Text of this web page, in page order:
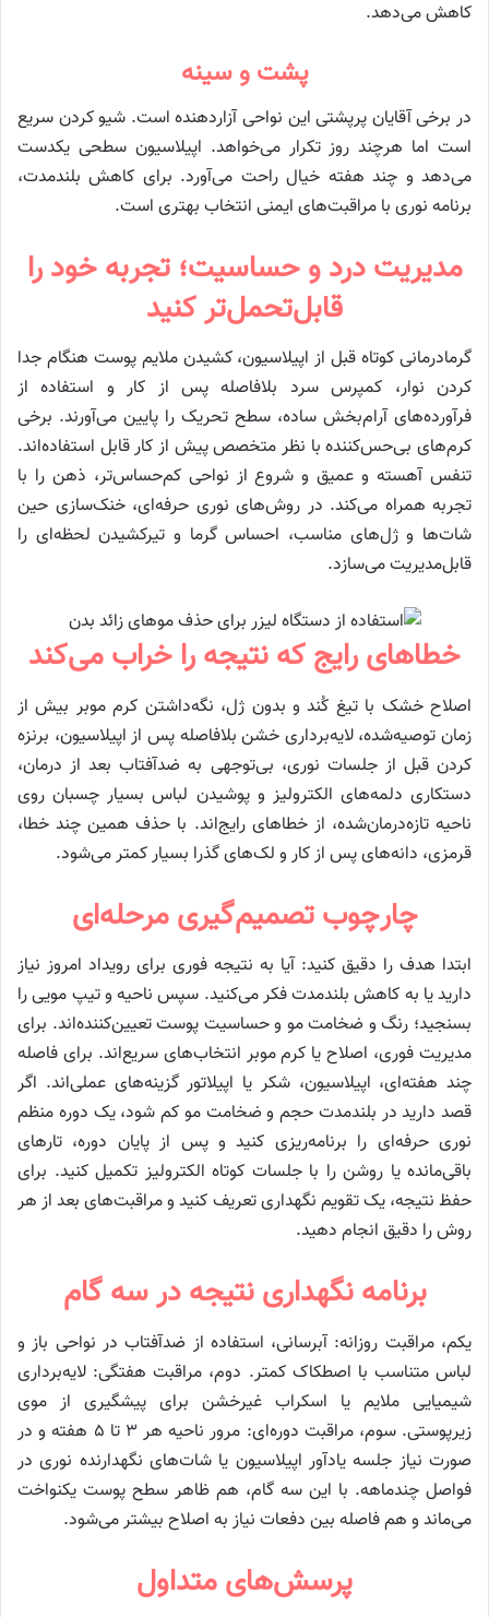
کاهش می‌دهد.
پشت و سینه
در برخی آقایان پرپشتی این نواحی آزاردهنده است. شیو کردن سریع
است اما هرچند روز تکرار می‌خواهد. اپیلاسیون سطحی یکدست
می‌دهد و چند هفته خیال راحت می‌آورد. برای کاهش بلندمدت،
برنامه نوری با مراقبت‌های ایمنی انتخاب بهتری است.
مدیریت درد و حساسیت؛ تجربه خود را
قابل‌تحمل‌تر کنید
گرمادرمانی کوتاه قبل از اپیلاسیون، کشیدن ملایم پوست هنگام جدا
کردن نوار، کمپرس سرد بلافاصله پس از کار و استفاده از
فرآورده‌های آرام‌بخش ساده، سطح تحریک را پایین می‌آورند. برخی
کرم‌های بی‌حس‌کننده با نظر متخصص پیش از کار قابل استفاده‌اند.
تنفس آهسته و عمیق و شروع از نواحی کم‌حساس‌تر، ذهن را با
تجربه همراه می‌کند. در روش‌های نوری حرفه‌ای، خنک‌سازی حین
شات‌ها و ژل‌های مناسب، احساس گرما و تیرکشیدن لحظه‌ای را
قابل‌مدیریت می‌سازد.
خطاهای رایج که نتیجه را خراب می‌کند
اصلاح خشک با تیغ کُند و بدون ژل، نگه‌داشتن کرم موبر بیش از
زمان توصیه‌شده، لایه‌برداری خشن بلافاصله پس از اپیلاسیون، برنزه
کردن قبل از جلسات نوری، بی‌توجهی به ضدآفتاب بعد از درمان،
دستکاری دلمه‌های الکترولیز و پوشیدن لباس بسیار چسبان روی
ناحیه تازه‌درمان‌شده، از خطاهای رایج‌اند. با حذف همین چند خطا،
قرمزی، دانه‌های پس از کار و لک‌های گذرا بسیار کمتر می‌شود.
چارچوب تصمیم‌گیری مرحله‌ای
ابتدا هدف را دقیق کنید: آیا به نتیجه فوری برای رویداد امروز نیاز
دارید یا به کاهش بلندمدت فکر می‌کنید. سپس ناحیه و تیپ مویی را
بسنجید؛ رنگ و ضخامت مو و حساسیت پوست تعیین‌کننده‌اند. برای
مدیریت فوری، اصلاح یا کرم موبر انتخاب‌های سریع‌اند. برای فاصله
چند هفته‌ای، اپیلاسیون، شکر یا اپیلاتور گزینه‌های عملی‌اند. اگر
قصد دارید در بلندمدت حجم و ضخامت مو کم شود، یک دوره منظم
نوری حرفه‌ای را برنامه‌ریزی کنید و پس از پایان دوره، تارهای
باقی‌مانده یا روشن را با جلسات کوتاه الکترولیز تکمیل کنید. برای
حفظ نتیجه، یک تقویم نگهداری تعریف کنید و مراقبت‌های بعد از هر
روش را دقیق انجام دهید.
برنامه نگهداری نتیجه در سه گام
یکم، مراقبت روزانه: آبرسانی، استفاده از ضدآفتاب در نواحی باز و
لباس متناسب با اصطکاک کمتر. دوم، مراقبت هفتگی: لایه‌برداری
شیمیایی ملایم یا اسکراب غیرخشن برای پیشگیری از موی
زیرپوستی. سوم، مراقبت دوره‌ای: مرور ناحیه هر ۳ تا ۵ هفته و در
صورت نیاز جلسه یادآور اپیلاسیون یا شات‌های نگهدارنده نوری در
فواصل چندماهه. با این سه گام، هم ظاهر سطح پوست یکنواخت
می‌ماند و هم فاصله بین دفعات نیاز به اصلاح بیشتر می‌شود.
پرسش‌های متداول